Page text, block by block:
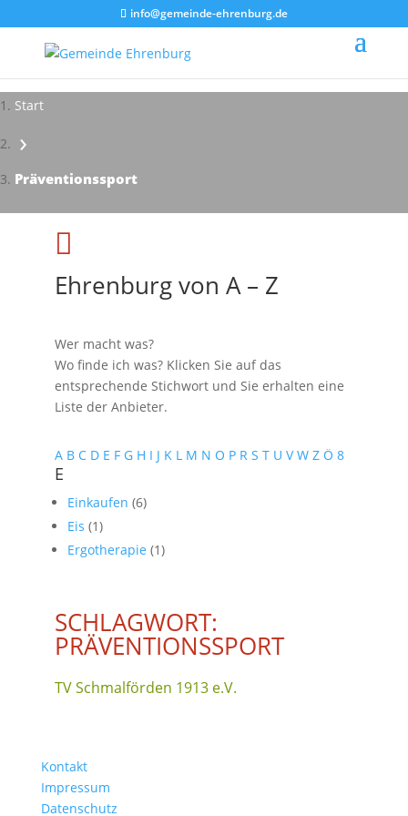
info@gemeinde-ehrenburg.de
Start
›
Präventionssport
Impressionen - Mareike Kranz

Ehrenburg von A – Z
Wer macht was?
Wo finde ich was? Klicken Sie auf das
entsprechende Stichwort und Sie erhalten eine
Liste der Anbieter.
A B C D E F G H I J K L M N O P R S T U V W Z Ö 8
E
Einkaufen (6)
Eis (1)
Ergotherapie (1)
SCHLAGWORT:
PRÄVENTIONSSPORT
TV Schmalförden 1913 e.V.
Kontakt
Impressum
Datenschutz